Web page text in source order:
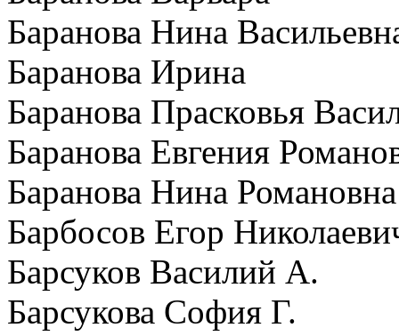
Баранова Нина
Баранова Ирина
Баранова Прасковья
Баранова Евгения
Баранова Нина Романовна
Барбосов Егор
Барсуков Василий А.
Барсукова София Г.